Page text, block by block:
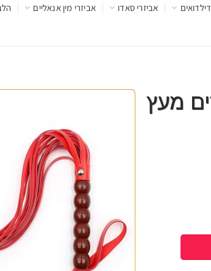
דילדואים אביזרי סאדו אביזרי מין אנאליים
מעץ